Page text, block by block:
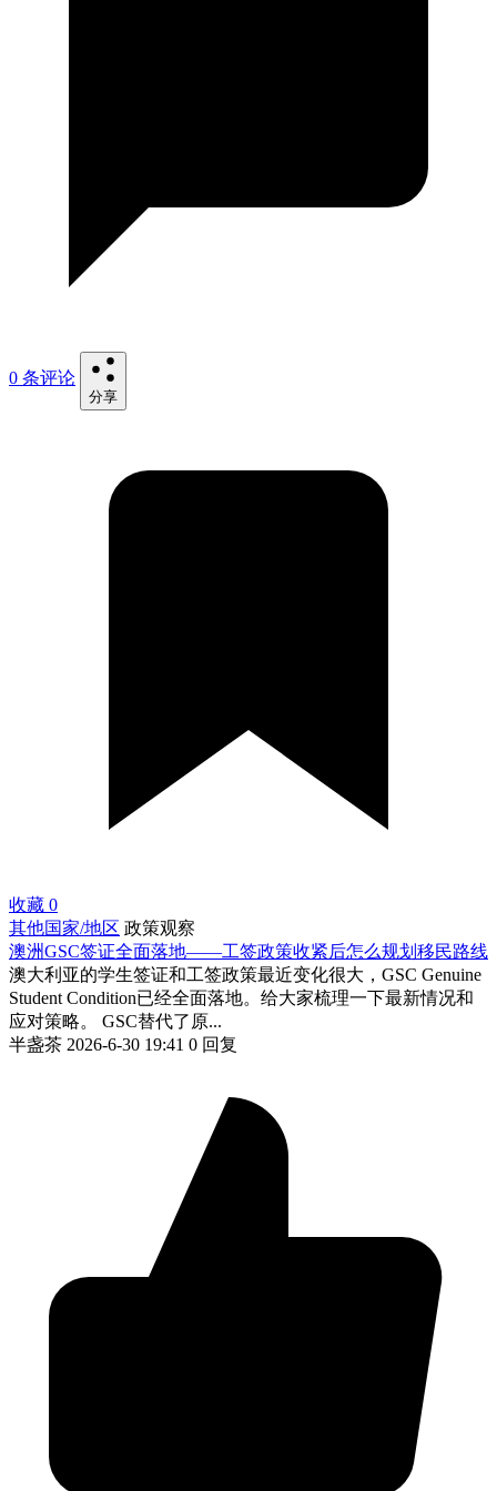
0 条评论
分享
收藏 0
其他国家/地区 政策观察
澳洲GSC签证全面落地——工签政策收紧后怎么规划移民路线
澳大利亚的学生签证和工签政策最近变化很大，GSC Genuine
Student Condition已经全面落地。给大家梳理一下最新情况和
应对策略。 GSC替代了原...
半盏茶 2026-6-30 19:41 0 回复